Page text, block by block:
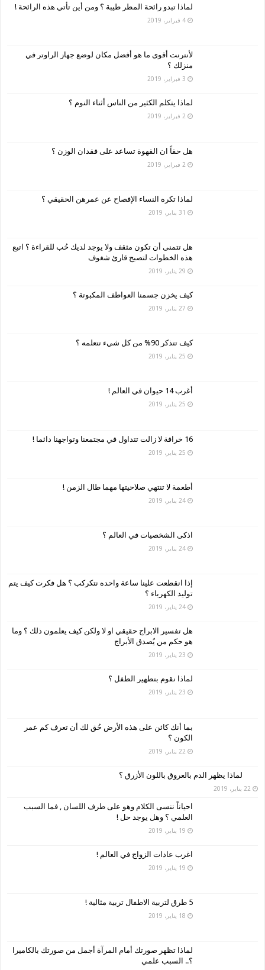
لماذا تبدو رائحة المطر طيبة ؟ ومن أين تأتي هذه الرائحة !
4 فبراير، 2019
لأنترنت أقوى ما هو أفضل مكان لوضع جهاز الراوتر في
منزلك ؟
3 فبراير، 2019
لماذا يتكلم الكثير من الناس أثناء النوم ؟
2 فبراير، 2019
هل حقاً ان القهوة تساعد على فقدان الوزن ؟
2 فبراير، 2019
لماذا تكره النساء الإفصاح عن عمرهن الحقيقي ؟
31 يناير، 2019
هل تتمنى أن تكون مثقف ولا يوجد لديك حُب للقراءة ؟ اتبع
هذه الخطوات لتصبح قارئ شغوف
29 يناير، 2019
كيف يخزن جسمنا العواطف المكبوتة ؟
27 يناير، 2019
كيف تتذكر 90% من كل شيء تتعلمه ؟
25 يناير، 2019
أغرب 14 حيوان في العالم !
25 يناير، 2019
16 خرافة لا زالت تتداول في مجتمعنا وتواجهنا دائما !
25 يناير، 2019
أطعمة لا تنتهي صلاحيتها مهما طال الزمن !
24 يناير، 2019
اذكى الشخصيات في العالم ؟
24 يناير، 2019
إذا انقطعت علينا ساعة واحده نتكركب ؟ هل فكرت كيف يتم
توليد الكهرباء ؟
24 يناير، 2019
هل تفسير الابراج حقيقي او لا ولكن كيف يعلمون ذلك ؟ وما
هو حكم من يُصدق الأبراج
23 يناير، 2019
لماذا نقوم بتطهير الطفل ؟
23 يناير، 2019
بما أنك كائن على هذه الأرض حُق لك أن تعرف كم عمر
الكون ؟
22 يناير، 2019
لماذا يظهر الدم بالعروق باللون الأزرق ؟
22 يناير، 2019
احياناً ننسى الكلام وهو على طرف اللسان , فما السبب
العلمي ؟ وهل يوجد حل !
19 يناير، 2019
اغرب عادات الزواج في العالم !
19 يناير، 2019
5 طرق لتربية الاطفال تربية مثالية !
18 يناير، 2019
لماذا تظهر صورتك أمام المرآة أجمل من صورتك بالكاميرا
؟.. السبب علمي